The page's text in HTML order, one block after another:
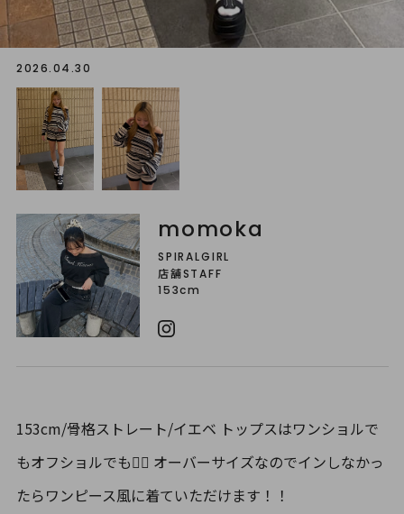
2026.04.30
momoka
SPIRALGIRL
店舗STAFF
153cm
153cm/骨格ストレート/イエベ トップスはワンショルで
もオフショルでも🙆‍♀️ オーバーサイズなのでインしなかっ
たらワンピース風に着ていただけます！！